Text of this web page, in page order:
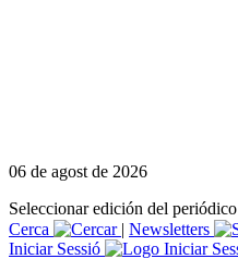
06 de agost de 2026
Seleccionar edición del periódico
Cerca
| Newsletters
Iniciar Sessió